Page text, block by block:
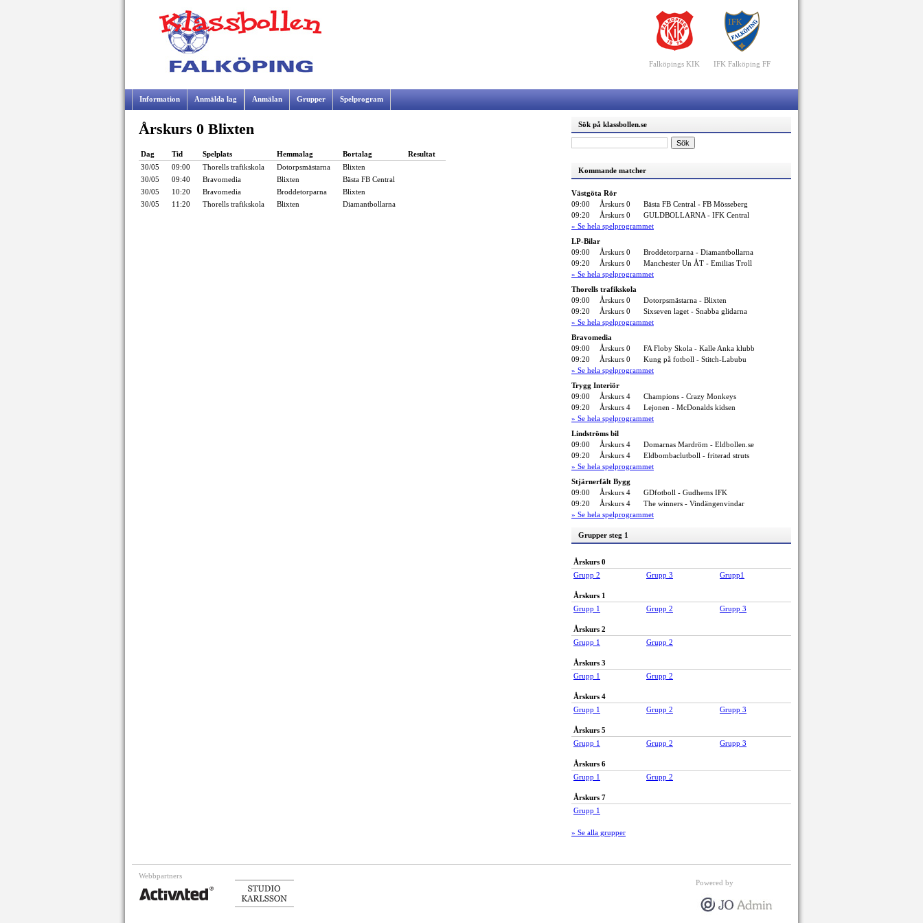
Falköpings KIK IFK Falköping FF
Information Anmälda lag Anmälan Grupper Spelprogram
Samarbetspartners
Årskurs 0 Blixten
Dag Tid Spelplats Hemmalag Bortalag
Resultat
30/05
09:00 Thorells trafikskola Dotorpsmästarna
Blixten
30/05
09:40 Bravomedia Blixten
Bästa FB Central
30/05
10:20 Bravomedia Broddetorparna
Blixten
30/05
11:20 Thorells trafikskola Blixten Diamantbollarna
Sök på klassbollen.se
Kommande matcher
Västgöta Rör
09:00
Årskurs 0
Bästa FB Central - FB Mösseberg
09:20
Årskurs 0
GULDBOLLARNA - IFK Central
» Se hela spelprogrammet
LP-Bilar
09:00
Årskurs 0
Broddetorparna - Diamantbollarna
09:20
Årskurs 0
Manchester Un ÅT - Emilias Troll
» Se hela spelprogrammet
Thorells trafikskola
09:00
Årskurs 0
Dotorpsmästarna - Blixten
09:20
Årskurs 0
Sixseven laget - Snabba glidarna
» Se hela spelprogrammet
Bravomedia
09:00
Årskurs 0
FA Floby Skola - Kalle Anka klubb
09:20
Årskurs 0
Kung på fotboll - Stitch-Labubu
» Se hela spelprogrammet
Trygg Interiör
09:00
Årskurs 4
Champions - Crazy Monkeys
09:20
Årskurs 4
Lejonen - McDonalds kidsen
» Se hela spelprogrammet
Lindströms bil
09:00
Årskurs 4
Domarnas Mardröm - Eldbollen.se
09:20
Årskurs 4
Eldbombaclutboll - friterad struts
» Se hela spelprogrammet
Stjärnerfält Bygg
09:00
Årskurs 4
GDfotboll - Gudhems IFK
09:20
Årskurs 4
The winners - Vindängenvindar
» Se hela spelprogrammet
Grupper steg 1
Årskurs 0
Grupp 2
Grupp 3 Grupp1
Årskurs 1
Grupp 1
Grupp 2 Grupp 3
Årskurs 2
Grupp 1
Grupp 2
Årskurs 3
Grupp 1
Grupp 2
Årskurs 4
Grupp 1
Grupp 2 Grupp 3
Årskurs 5
Grupp 1
Grupp 2 Grupp 3
Årskurs 6
Grupp 1
Grupp 2
Årskurs 7
Grupp 1
» Se alla grupper
Webbpartners
Powered by